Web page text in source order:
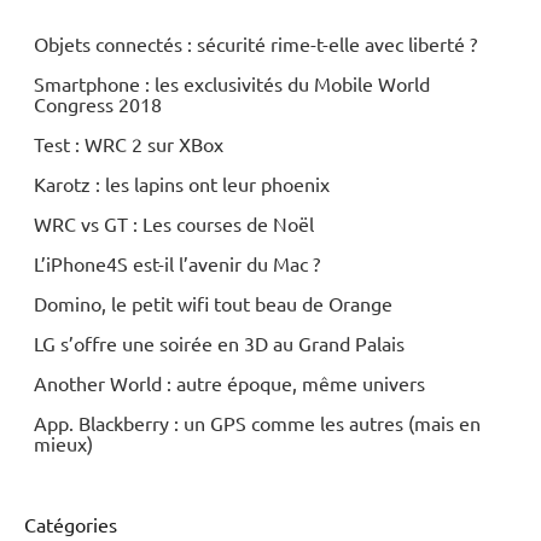
Objets connectés : sécurité rime-t-elle avec liberté ?
Smartphone : les exclusivités du Mobile World
Congress 2018
Test : WRC 2 sur XBox
Karotz : les lapins ont leur phoenix
WRC vs GT : Les courses de Noël
L’iPhone4S est-il l’avenir du Mac ?
Domino, le petit wifi tout beau de Orange
LG s’offre une soirée en 3D au Grand Palais
Another World : autre époque, même univers
App. Blackberry : un GPS comme les autres (mais en
mieux)
Catégories